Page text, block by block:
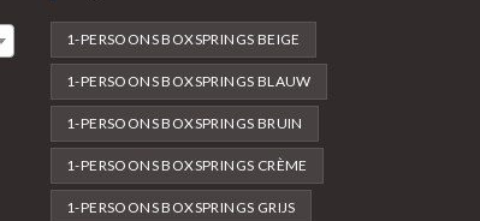
1-PERSOONS BOXSPRINGS BEIGE
1-PERSOONS BOXSPRINGS BLAUW
1-PERSOONS BOXSPRINGS BRUIN
1-PERSOONS BOXSPRINGS CRÈME
1-PERSOONS BOXSPRINGS GRIJS